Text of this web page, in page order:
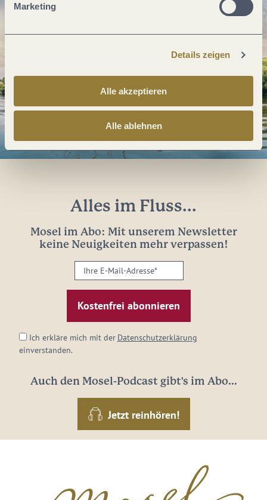
Marketing
Details zeigen
Alle akzeptieren
Alle ablehnen
Alles im Fluss...
Mosel im Abo: Mit unserem Newsletter
keine Neuigkeiten mehr verpassen!
Ihre
E-
Mail-
Adresse:
Ich erkläre mich mit der Datenschutzerklärung
einverstanden.
Auch den Mosel-Podcast gibt's im Abo...
Jetzt reinhören!